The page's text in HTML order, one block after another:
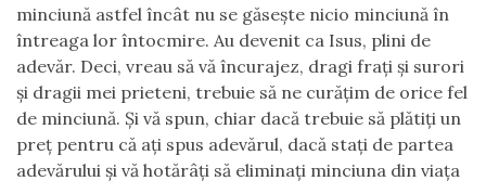
minciună astfel încât nu se găseşte nicio minciună în
întreaga lor întocmire. Au devenit ca Isus, plini de
adevăr. Deci, vreau să vă încurajez, dragi fraţi şi surori
şi dragii mei prieteni, trebuie să ne curăţim de orice fel
de minciună. Şi vă spun, chiar dacă trebuie să plătiţi un
preţ pentru că aţi spus adevărul, dacă staţi de partea
adevărului şi vă hotărâţi să eliminaţi minciuna din viaţa